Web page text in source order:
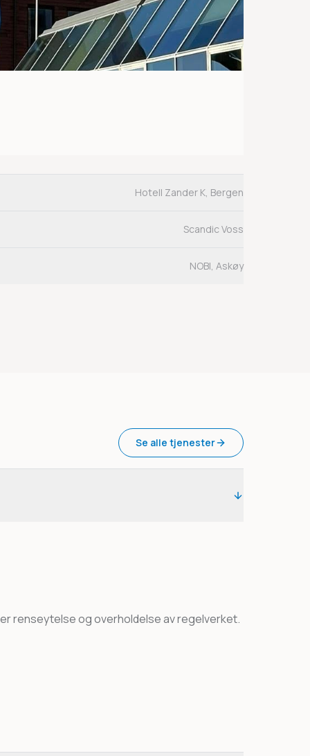
Hotell Zander K, Bergen
Scandic Voss
NOBI, Askøy
Se alle tjenester
renseytelse og overholdelse av regelverket.